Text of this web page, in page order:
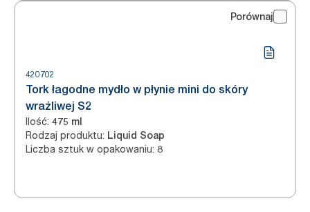
Porównaj
420702
Tork łagodne mydło w płynie mini do skóry
wrażliwej S2
Ilość: 475 ml
Rodzaj produktu: Liquid Soap
Liczba sztuk w opakowaniu: 8